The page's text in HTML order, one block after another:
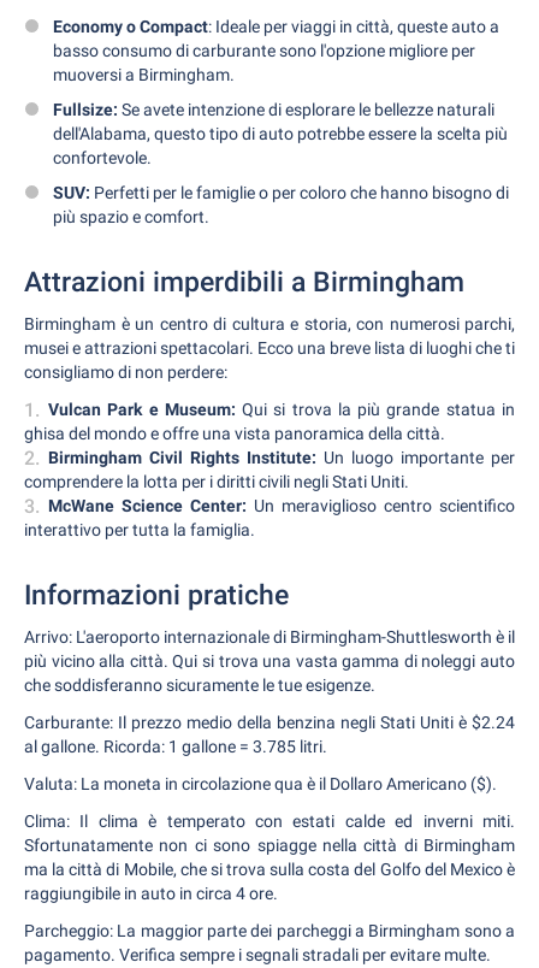
Economy o Compact: Ideale per viaggi in città, queste auto a
basso consumo di carburante sono l'opzione migliore per
muoversi a Birmingham.
Fullsize: Se avete intenzione di esplorare le bellezze naturali
dell'Alabama, questo tipo di auto potrebbe essere la scelta più
confortevole.
SUV: Perfetti per le famiglie o per coloro che hanno bisogno di
più spazio e comfort.
Attrazioni imperdibili a Birmingham
Birmingham è un centro di cultura e storia, con numerosi parchi,
musei e attrazioni spettacolari. Ecco una breve lista di luoghi che ti
consigliamo di non perdere:
Vulcan Park e Museum: Qui si trova la più grande statua in
ghisa del mondo e offre una vista panoramica della città.
Birmingham Civil Rights Institute: Un luogo importante per
comprendere la lotta per i diritti civili negli Stati Uniti.
McWane Science Center: Un meraviglioso centro scientifico
interattivo per tutta la famiglia.
Informazioni pratiche
Arrivo: L'aeroporto internazionale di Birmingham-Shuttlesworth è il
più vicino alla città. Qui si trova una vasta gamma di noleggi auto
che soddisferanno sicuramente le tue esigenze.
Carburante: Il prezzo medio della benzina negli Stati Uniti è $2.24
al gallone. Ricorda: 1 gallone = 3.785 litri.
Valuta: La moneta in circolazione qua è il Dollaro Americano ($).
Clima: Il clima è temperato con estati calde ed inverni miti.
Sfortunatamente non ci sono spiagge nella città di Birmingham
ma la città di Mobile, che si trova sulla costa del Golfo del Mexico è
raggiungibile in auto in circa 4 ore.
Parcheggio: La maggior parte dei parcheggi a Birmingham sono a
pagamento. Verifica sempre i segnali stradali per evitare multe.